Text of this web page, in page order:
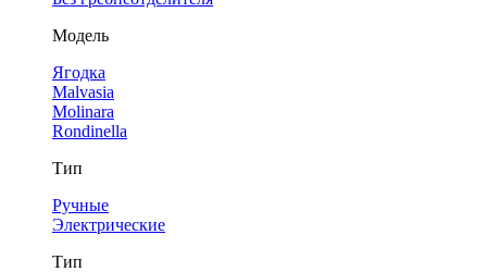
Модель
Ягодка
Malvasia
Molinara
Rondinella
Тип
Ручные
Электрические
Тип